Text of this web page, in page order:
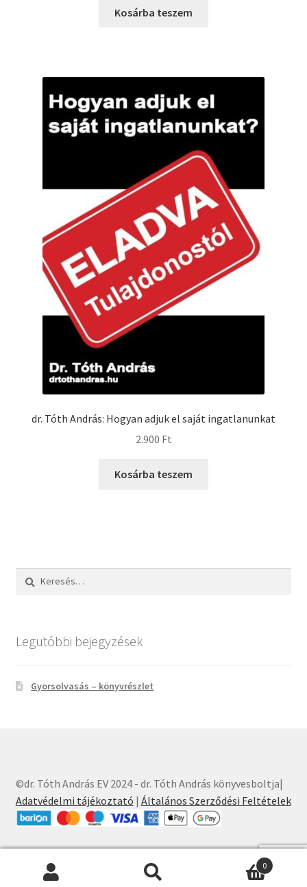
Kosárba teszem
dr. Tóth András: Hogyan adjuk el saját ingatlanunkat
2.900 Ft
Kosárba teszem
Keresés:
Legutóbbi bejegyzések
Gyorsolvasás – könyvrészlet
©dr. Tóth András EV 2024 - dr. Tóth András könyvesboltja|
Adatvédelmi tájékoztató | Általános Szerződési Feltételek
Keresés
0